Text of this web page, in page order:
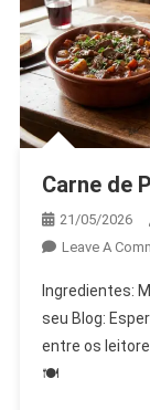
Carne de
21/05/2026
Leave A
Ingredientes:
seu Blog:
entre os
🍽️